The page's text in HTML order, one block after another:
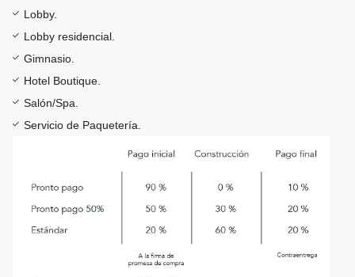
Lobby.
Lobby residencial.
Gimnasio.
Hotel Boutique.
Salón/Spa.
Servicio de Paquetería.